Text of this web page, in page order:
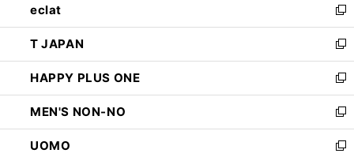
く
で
開
く
ド
ウ
で
開
く
ィ
ン
ド
ウ
で
開
く
い
ウ
ィ
ン
ド
ウ
で
開
く
eclat
新
し
い
ウ
ィ
ン
ド
ウ
で
T JAPAN
新
し
い
ウ
ィ
ン
ド
HAPPY PLUS ONE
新
し
い
ウ
ィ
MEN'S NON-NO
新
し
い
UOMO
新